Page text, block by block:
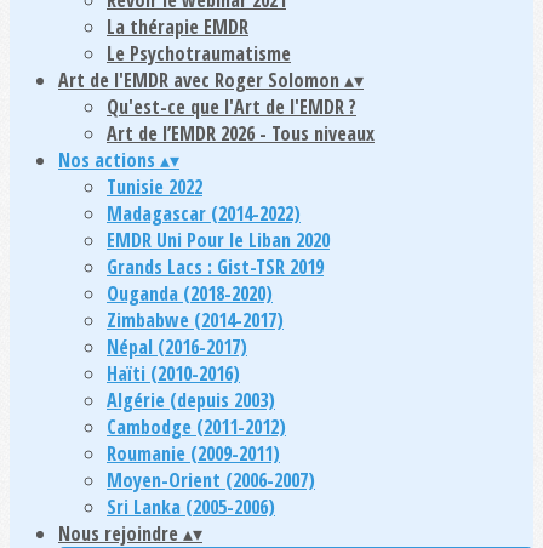
La thérapie EMDR
Le Psychotraumatisme
Art de l'EMDR avec Roger Solomon ▴▾
Qu'est-ce que l'Art de l'EMDR ?
Art de l’EMDR 2026 - Tous niveaux
Nos actions ▴▾
Tunisie 2022
Madagascar (2014-2022)
EMDR Uni Pour le Liban 2020
Grands Lacs : Gist-TSR 2019
Ouganda (2018-2020)
Zimbabwe (2014-2017)
Népal (2016-2017)
Haïti (2010-2016)
Algérie (depuis 2003)
Cambodge (2011-2012)
Roumanie (2009-2011)
Moyen-Orient (2006-2007)
Sri Lanka (2005-2006)
Nous rejoindre ▴▾